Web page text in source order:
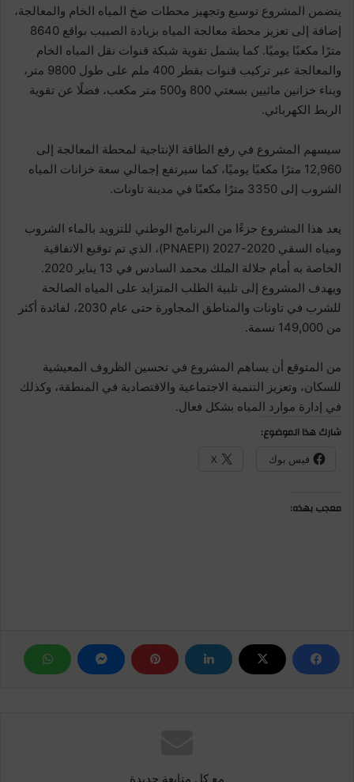
يتضمن المشروع توسيع وتجهيز محطات ضخ المياه الخام والمعالجة،
إضافة إلى تعزيز محطة معالجة المياه بزيادة الصبيب بواقع 8640
مترًا مكعبًا يوميًا. كما يشمل تقوية شبكة قنوات نقل المياه الخام
والمعالجة عبر تركيب قنوات بقطر 400 ملم على طول 9800 متر،
وبناء خزانين مائيين بسعتي 800 و500 متر مكعب، فضلًا عن تقوية
الربط الكهربائي.
سيسهم المشروع في رفع الطاقة الإنتاجية لمحطة المعالجة إلى
12,960 مترًا مكعبًا يوميًا، كما سيرتفع إجمالي سعة خزانات المياه
الشروب إلى 3350 مترًا مكعبًا في مدينة تاونات.
يعد هذا المشروع جزءًا من البرنامج الوطني للتزويد بالماء الشروب
ومياه السقي 2020-2027 (PNAEPI)، الذي تم توقيع الاتفاقية
الخاصة به أمام جلالة الملك محمد السادس في 13 يناير 2020.
ويهدف المشروع إلى تلبية الطلب المتزايد على المياه الصالحة
للشرب في تاونات والمناطق المجاورة حتى عام 2030، لفائدة أكثر
من 149,000 نسمة.
من المتوقع أن يساهم المشروع في تحسين الظروف المعيشية
للسكان، وتعزيز التنمية الاجتماعية والاقتصادية في المنطقة، وكذلك
في إدارة موارد المياه بشكل فعال.
شارك هذا الموضوع:
فيس بوك X
معجب بهذه:
مع كل متابعة جديدة